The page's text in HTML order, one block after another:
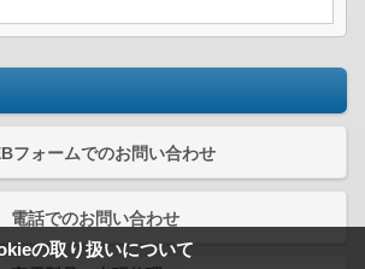
の取り扱いについて
フォームでのお問い合わせ
電話でのお問い合わせ